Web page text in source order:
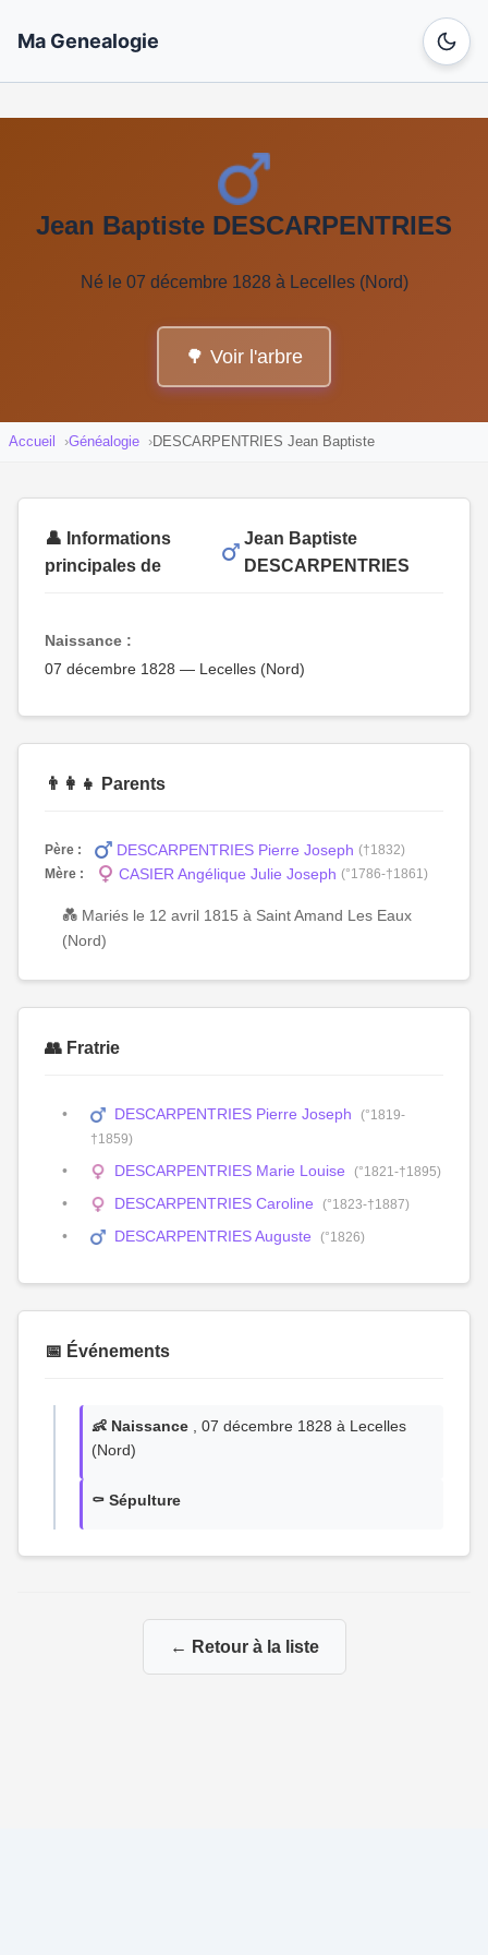
Ma Genealogie
Jean Baptiste DESCARPENTRIES
Né le 07 décembre 1828 à Lecelles (Nord)
🌳 Voir l'arbre
Accueil Généalogie DESCARPENTRIES Jean Baptiste
👤 Informations
principales de
Jean Baptiste
DESCARPENTRIES
Naissance :
07 décembre 1828 — Lecelles (Nord)
👨‍👩‍👧 Parents
Père : DESCARPENTRIES Pierre Joseph (†1832)
Mère :
CASIER Angélique Julie Joseph (°1786-†1861)
💑 Mariés le 12 avril 1815 à Saint Amand Les Eaux
(Nord)
👥 Fratrie
DESCARPENTRIES Pierre Joseph
(°1819-
†1859)
DESCARPENTRIES Marie Louise (°1821-†1895)
DESCARPENTRIES Caroline (°1823-†1887)
DESCARPENTRIES Auguste (°1826)
📅 Événements
👶 Naissance , 07 décembre 1828 à Lecelles
(Nord)
⚰️ Sépulture
← Retour à la liste